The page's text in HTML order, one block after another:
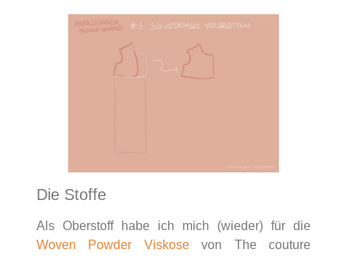
Die Stoffe
Als Oberstoff habe ich mich (wieder) für die
Woven Powder Viskosevon The couture